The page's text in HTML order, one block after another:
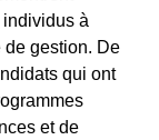
individus à
de gestion. De
qui ont
et de